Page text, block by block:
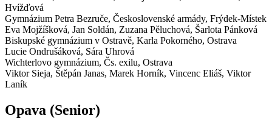
Hvížďová
Gymnázium Petra Bezruče, Československé armády, Frýdek-Místek
Eva Mojžíšková, Jan Soldán, Zuzana Pěluchová, Šarlota Pánková
Biskupské gymnázium v Ostravě, Karla Pokorného, Ostrava
Lucie Ondrušáková, Sára Uhrová
Wichterlovo gymnázium, Čs. exilu, Ostrava
Viktor Sieja, Štěpán Janas, Marek Horník, Vincenc Eliáš, Viktor
Laník
Opava (Senior)